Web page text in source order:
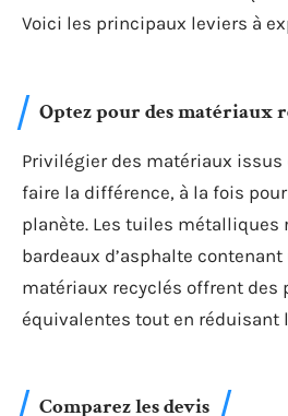
Voici les principaux leviers à
Optez pour des matériaux
Privilégier des matériaux issus
faire la différence, à la fois
planète. Les tuiles métalliques
bardeaux d’asphalte contenant
matériaux recyclés offrent des
équivalentes tout en réduisant
Comparez les devis